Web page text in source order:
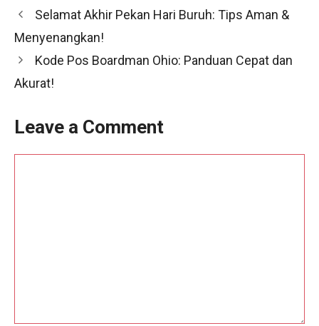
Selamat Akhir Pekan Hari Buruh: Tips Aman &
Menyenangkan!
Kode Pos Boardman Ohio: Panduan Cepat dan
Akurat!
Leave a Comment